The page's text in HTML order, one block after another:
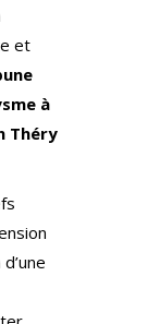
et
à
Théry